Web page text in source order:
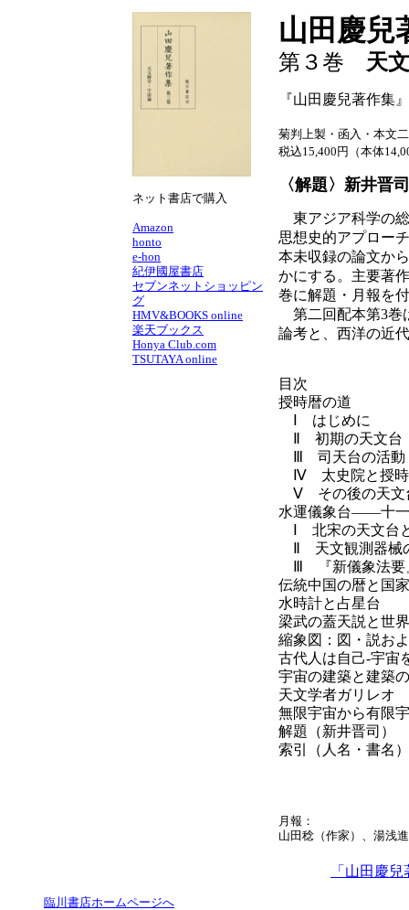
ネット書店で購入
Amazon
honto
e-hon
紀伊國屋書店
セブンネットショッピン
グ
HMV&BOOKS online
楽天ブックス
Honya Club.com
TSUTAYA online
山田慶兒
第３巻 天
『山田慶兒著作
菊判上製・函入・本文
税込15,400円（本体
〈解題〉新井晋司
東アジア科学の
思想史的アプロー
本未収録の論文か
かにする。主要著
巻に解題・月報を
第二回配本第3巻
論考と、西洋の近
目次
授時暦の道
Ⅰ はじめに
Ⅱ 初期の天文台
Ⅲ 司天台の活動
Ⅳ 太史院と授時
Ⅴ その後の天文
水運儀象台――十
Ⅰ 北宋の天文台
Ⅱ 天文観測器械
Ⅲ 『新儀象法要
伝統中国の暦と国家
水時計と占星台
梁武の蓋天説と世
縮象図：図・説お
古代人は自己‐宇
宇宙の建築と建築
天文学者ガリレオ
無限宇宙から有
解題（新井晋司）
索引（人名・書名）
月報：
山田稔（作家）、湯浅
「山田慶
臨川書店ホームページへ